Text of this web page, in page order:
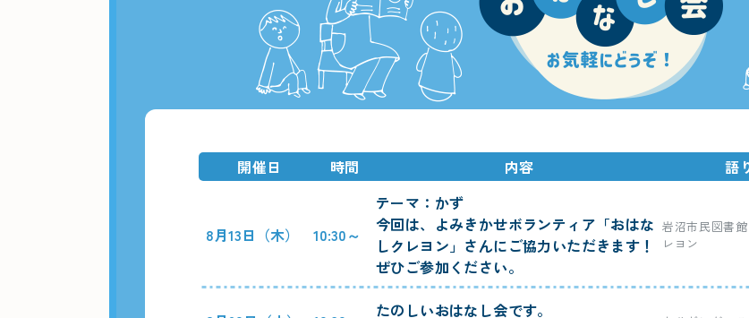
開催日 時間 内容 語
8月13日（木） 10:30～
テーマ：かず
今回は、よみきかせボランティア「おはな
しクレヨン」さんにご協力いただきます！
ぜひご参加ください。
岩沼市民図書
レヨン
たのしいおはなし会です。